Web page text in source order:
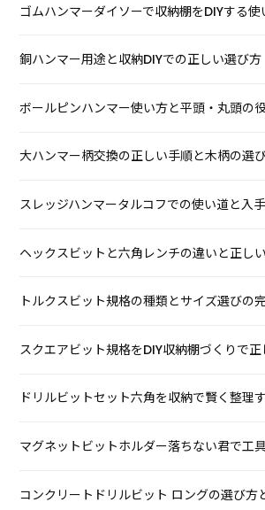
ゴムハンマーダイソーで収納棚をDIYする
銅ハンマー用途と収納DIYでの正しい選び方
ボールピンハンマー使い方と平頭・丸頭の
大ハンマー柄交換の正しい手順と木柄の選
スレッジハンマータルコフでの使い道と入
ヘックスビットと六角レンチの違いと正し
トルクスビット規格の種類とサイズ選びの
スクエアビット規格をDIY収納棚づくりで
ドリルビットセット六角を収納で賢く整理
マグネットビットホルダー落ちない君で工
コンクリートドリルビット ロングの選び方